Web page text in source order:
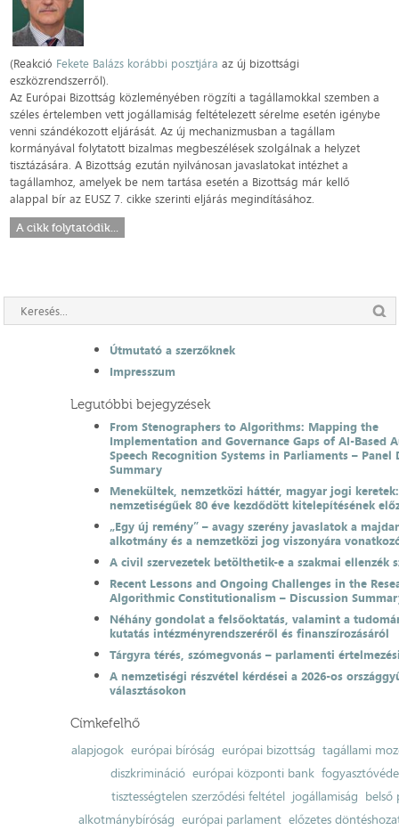
(Reakció Fekete Balázs korábbi posztjára az új bizottsági
eszközrendszerről).
Az Európai Bizottság közleményében rögzíti a tagállamokkal szemben a
széles értelemben vett jogállamiság feltételezett sérelme esetén igénybe
venni szándékozott eljárását. Az új mechanizmusban a tagállam
kormányával folytatott bizalmas megbeszélések szolgálnak a helyzet
tisztázására. A Bizottság ezután nyilvánosan javaslatokat intézhet a
tagállamhoz, amelyek be nem tartása esetén a Bizottság már kellő
alappal bír az EUSZ 7. cikke szerinti eljárás megindításához.
A cikk folytatódik...
Útmutató a szerzőknek
Impresszum
Legutóbbi bejegyzések
From Stenographers to Algorithms: Mapping the
Implementation and Governance Gaps of AI-Based
Speech Recognition Systems in Parliaments – Panel
Summary
Menekültek, nemzetközi háttér, magyar jogi
nemzetiségűek 80 éve kezdődött kitelepítésének
„Egy új remény” – avagy szerény javaslatok a
alkotmány és a nemzetközi jog viszonyára
A civil szervezetek betölthetik-e a szakmai ellenzék
Recent Lessons and Ongoing Challenges in the
Algorithmic Constitutionalism – Discussion
Néhány gondolat a felsőoktatás, valamint a
kutatás intézményrendszeréről és finanszírozásáról
Tárgyra térés, szómegvonás – parlamenti
A nemzetiségi részvétel kérdései a 2026-os
választásokon
Címkefelhő
alapjogok európai bíróság európai bizottság tagállami
diszkrimináció európai központi bank
tisztességtelen szerződési feltétel jogállamiság belső
alkotmánybíróság európai parlament előzetes